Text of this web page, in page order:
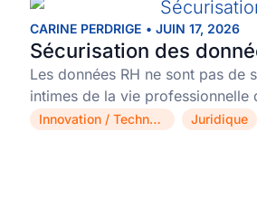
CARINE PERDRIGE • JUIN 17, 2026
Sécurisation des
Les données RH ne sont pas de
intimes de la vie
Innovation / Technologie , Juridique ,